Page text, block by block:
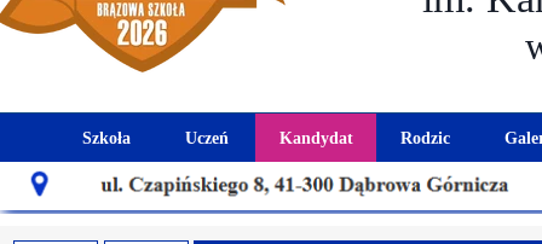
Rodzic
Harmonogram
Szkoła
Historia szkoły
Uczeń
Kalendarz roku szkolnego
Kandydat
Aktualności dla